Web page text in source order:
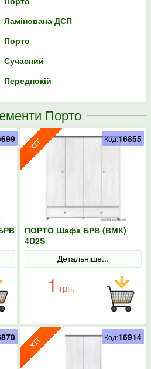
Ламінована ДСП
Порто
Сучасний
Передпокій
Порто
ПОРТО Шафа БРВ (ВМК)
4D2S
Детальніше...
1 грн.
Код:16855
Код:16914